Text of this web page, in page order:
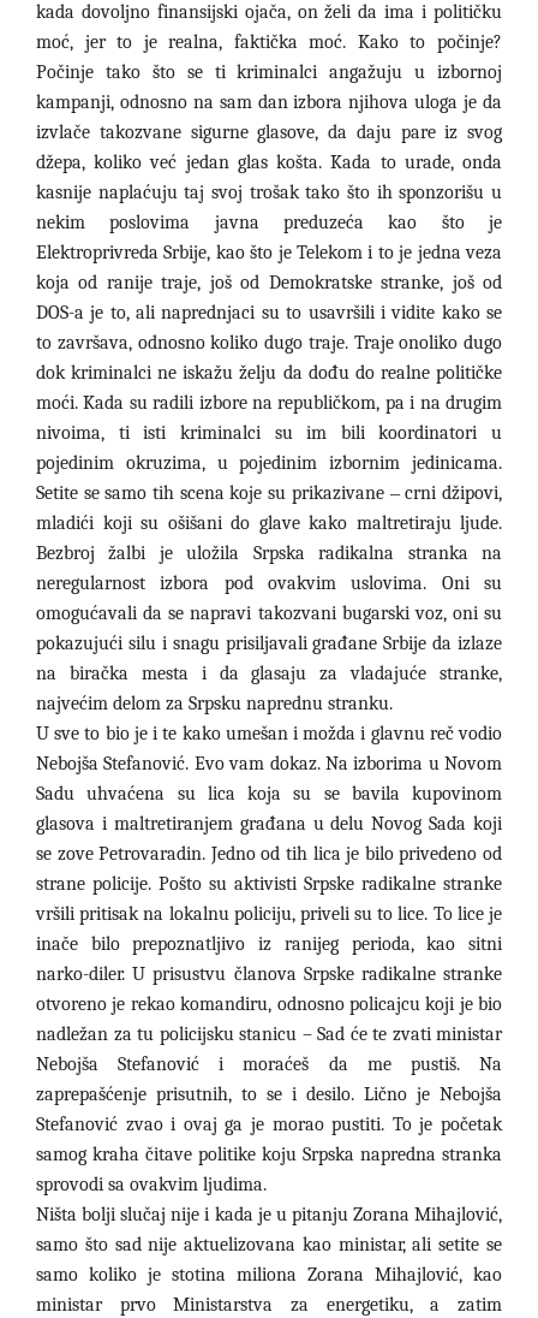
kada dovoljno finansijski ojača, on želi da ima i političku
moć, jer to je realna, faktička moć. Kako to počinje?
Počinje tako što se ti kriminalci angažuju u izbornoj
kampanji, odnosno na sam dan izbora njihova uloga je da
izvlače takozvane sigurne glasove, da daju pare iz svog
džepa, koliko već jedan glas košta. Kada to urade, onda
kasnije naplaćuju taj svoj trošak tako što ih sponzorišu u
nekim poslovima javna preduzeća kao što je
Elektroprivreda Srbije, kao što je Telekom i to je jedna veza
koja od ranije traje, još od Demokratske stranke, još od
DOS-a je to, ali naprednjaci su to usavršili i vidite kako se
to završava, odnosno koliko dugo traje. Traje onoliko dugo
dok kriminalci ne iskažu želju da dođu do realne političke
moći. Kada su radili izbore na republičkom, pa i na drugim
nivoima, ti isti kriminalci su im bili koordinatori u
pojedinim okruzima, u pojedinim izbornim jedinicama.
Setite se samo tih scena koje su prikazivane –crni džipovi,
mladići koji su ošišani do glave kako maltretiraju ljude.
Bezbroj žalbi je uložila Srpska radikalna stranka na
neregularnost izbora pod ovakvim uslovima. Oni su
omogućavali da se napravi takozvani bugarski voz, oni su
pokazujući silu i snagu prisiljavali građane Srbije da izlaze
na biračka mesta i da glasaju za vladajuće stranke,
najvećim delom za Srpsku naprednu stranku.
U sve to bio je i te kako umešan i možda i glavnu reč vodio
Nebojša Stefanović. Evo vam dokaz. Na izborima u Novom
Sadu uhvaćena su lica koja su se bavila kupovinom
glasova i maltretiranjem građana u delu Novog Sada koji
se zove Petrovaradin. Jedno od tih lica je bilo privedeno od
strane policije. Pošto su aktivisti Srpske radikalne stranke
vršili pritisak na lokalnu policiju, priveli su to lice. To lice je
inače bilo prepoznatljivo iz ranijeg perioda, kao sitni
narko-diler. U prisustvu članova Srpske radikalne stranke
otvoreno je rekao komandiru, odnosno policajcu koji je bio
nadležan za tu policijsku stanicu – Sad će te zvati ministar
Nebojša Stefanović i moraćeš da me pustiš. Na
zaprepašćenje prisutnih, to se i desilo. Lično je Nebojša
Stefanović zvao i ovaj ga je morao pustiti. To je početak
samog kraha čitave politike koju Srpska napredna stranka
sprovodi sa ovakvim ljudima.
Ništa bolji slučaj nije i kada je u pitanju Zorana Mihajlović,
samo što sad nije aktuelizovana kao ministar, ali setite se
samo koliko je stotina miliona Zorana Mihajlović, kao
ministar prvo Ministarstva za energetiku, a zatim